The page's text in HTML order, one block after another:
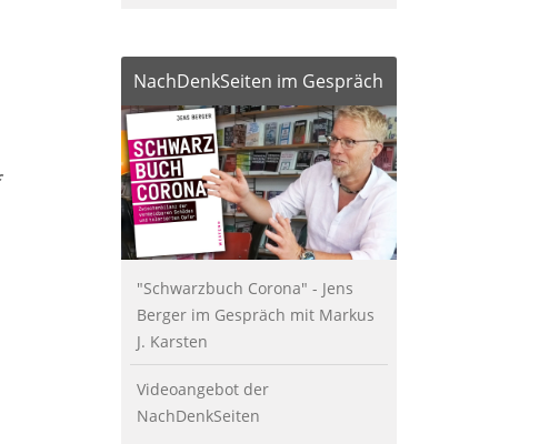
NachDenkSeiten im Gespräch
"Schwarzbuch Corona" - Jens
Berger im Gespräch mit Markus
J. Karsten
Videoangebot der
NachDenkSeiten